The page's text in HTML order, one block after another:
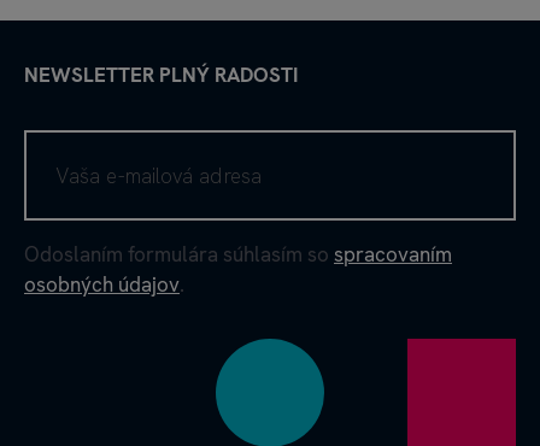
NEWSLETTER PLNÝ RADOSTI
Odoslaním formulára súhlasím so spracovaním
osobných údajov.